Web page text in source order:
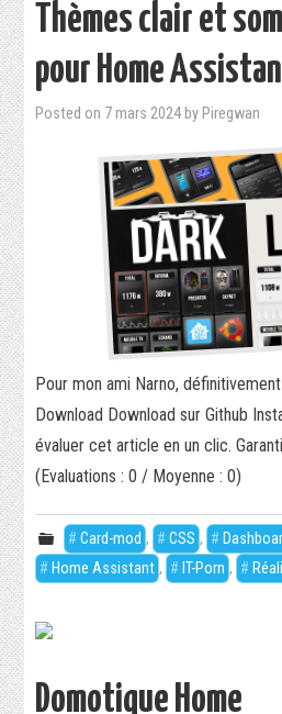
Thèmes clair et
pour Home
Posted on 7 mars 2024 by Piregwan
Pour mon ami Narno,
Download Download sur Github
évaluer cet article en un clic.
(Evaluations : 0 / Moyenne : 0)
Card-mod , CSS ,
Home Assistant , IT-Porn ,
Domotique Home